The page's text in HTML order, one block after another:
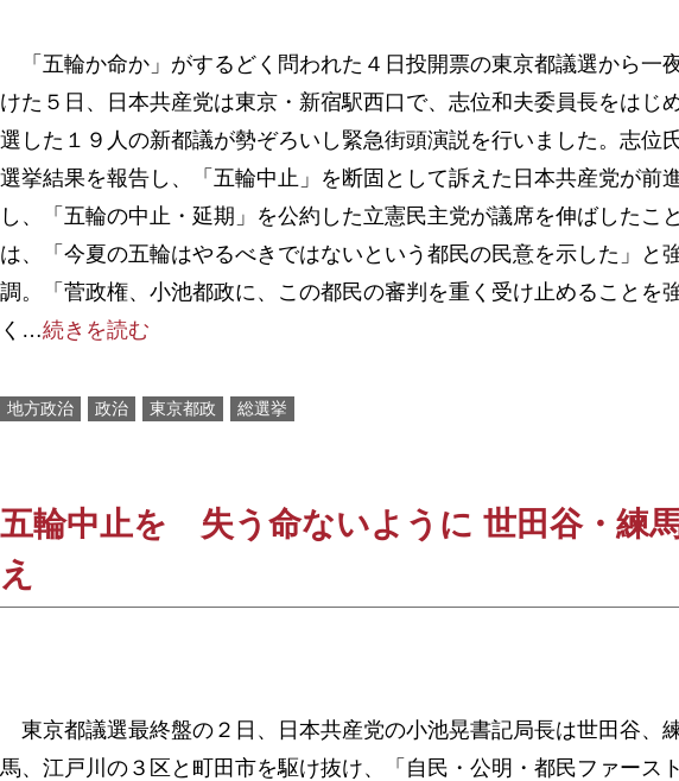
「五輪か命か」がするどく問われた４日投開票の東京都議選から一
けた５日、日本共産党は東京・新宿駅西口で、志位和夫委員長をはじ
選した１９人の新都議が勢ぞろいし緊急街頭演説を行いました。志位
選挙結果を報告し、「五輪中止」を断固として訴えた日本共産党が前
し、「五輪の中止・延期」を公約した立憲民主党が議席を伸ばしたこと
は、「今夏の五輪はやるべきではないという都民の民意を示した」と
調。「菅政権、小池都政に、この都民の審判を重く受け止めることを
く…続きを読む
地方政治 政治 東京都政 総選挙
五輪中止を 失う命ないように 世田谷・練
え
東京都議選最終盤の２日、日本共産党の小池晃書記局長は世田谷、
馬、江戸川の３区と町田市を駆け抜け、「自民・公明・都民ファース